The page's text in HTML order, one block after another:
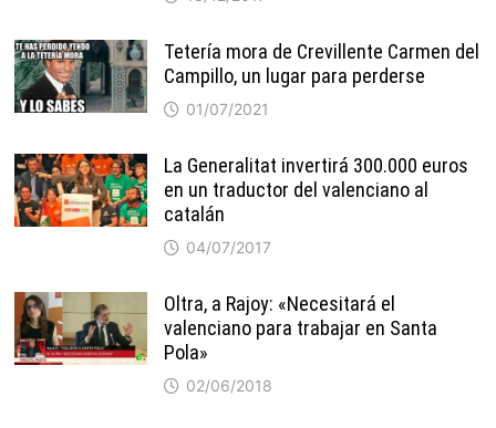
Tetería mora de Crevillente Carmen del
Campillo, un lugar para perderse
01/07/2021
La Generalitat invertirá 300.000 euros
en un traductor del valenciano al
catalán
04/07/2017
Oltra, a Rajoy: «Necesitará el
valenciano para trabajar en Santa
Pola»
02/06/2018